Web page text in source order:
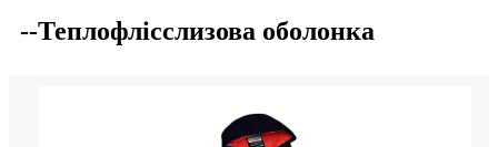
--Теплофлісслизова оболонка